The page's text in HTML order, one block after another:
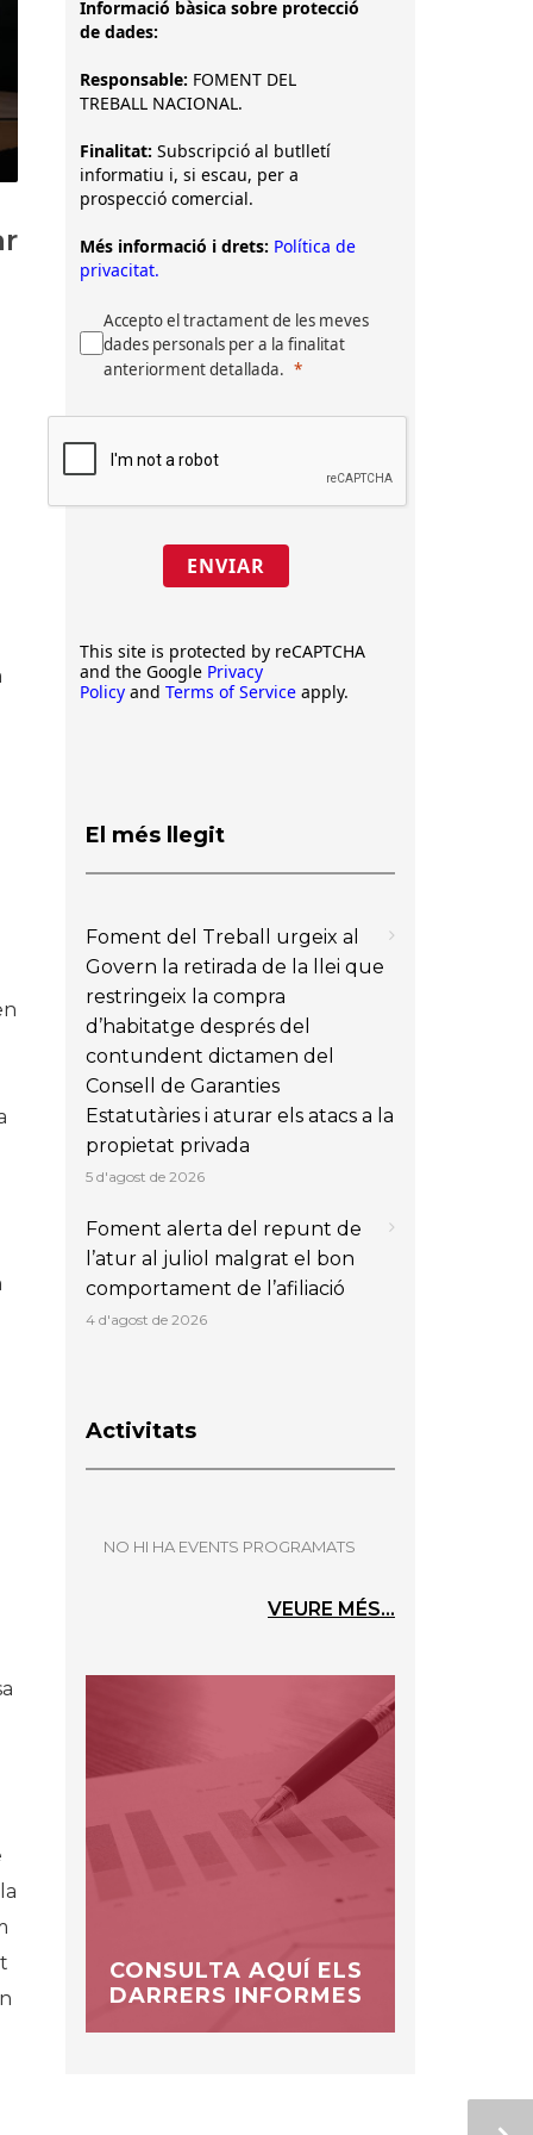
Informació bàsica sobre protecció
de dades:
Responsable: FOMENT DEL
TREBALL NACIONAL.
Finalitat: Subscripció al butlletí
informatiu i, si escau, per a
prospecció comercial.
Més informació i drets: Política de
privacitat.
Accepto el tractament de les meves
dades personals per a la finalitat
anteriorment detallada.
ENVIAR
This site is protected by reCAPTCHA
and the Google Privacy
Policy and Terms of Service apply.
El més llegit
Foment del Treball urgeix al
Govern la retirada de la llei que
restringeix la compra
d’habitatge després del
contundent dictamen del
Consell de Garanties
Estatutàries i aturar els atacs a la
propietat privada
5 d'agost de 2026
Foment alerta del repunt de
l’atur al juliol malgrat el bon
comportament de l’afiliació
4 d'agost de 2026
Activitats
NO HI HA EVENTS PROGRAMATS
VEURE MÉS...
CONSULTA AQUÍ ELS
DARRERS INFORMES